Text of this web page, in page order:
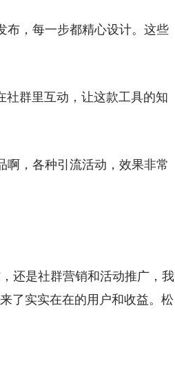
布，每一步都精心设计。这些
社群里互动，让这款工具的知
啊，各种引流活动，效果非常
还是社群营销和活动推广，我
了实实在在的用户和收益。松